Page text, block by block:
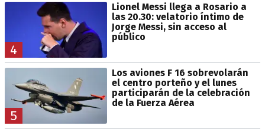
4
Lionel Messi llega a Rosario a
las 20.30: velatorio íntimo de
Jorge Messi, sin acceso al
público
5
Los aviones F 16 sobrevolarán
el centro porteño y el lunes
participarán de la celebración
de la Fuerza Aérea